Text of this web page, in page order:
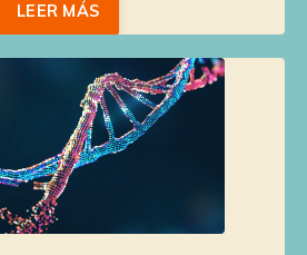
LEER MÁS